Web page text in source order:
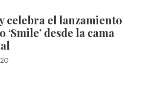
celebra el lanzamiento
‘Smile’ desde la cama